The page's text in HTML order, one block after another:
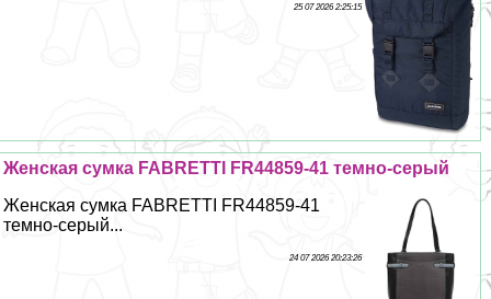
25 07 2026 2:25:15
Женская сумка FABRETTI FR44859-41 темно-серый
Женская сумка FABRETTI FR44859-41
темно-серый...
24 07 2026 20:23:26